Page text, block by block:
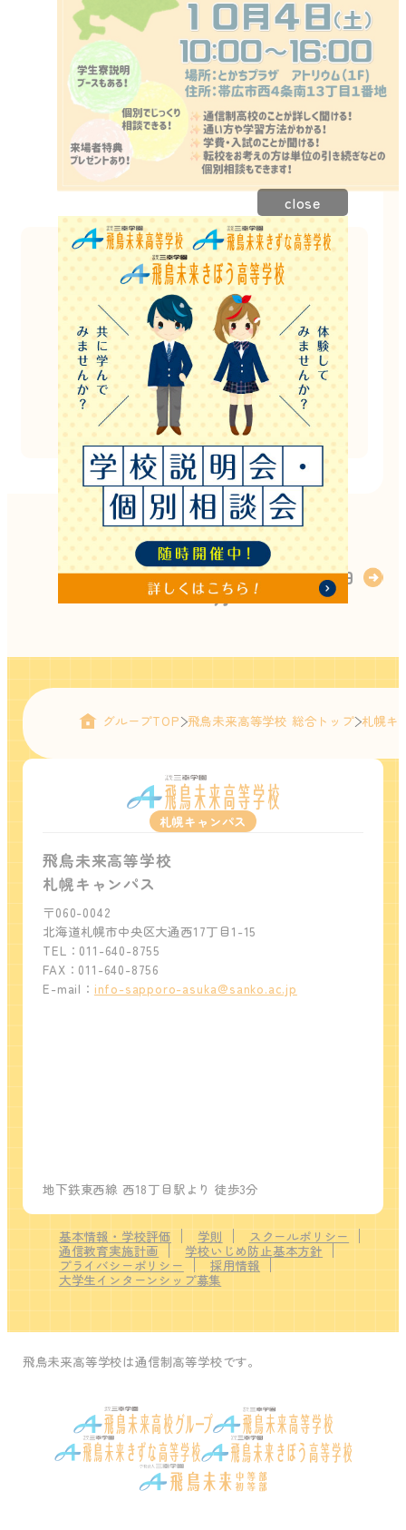
このイベントは終了しました。
他にもたくさんのイベントを開催しています。
お電話でのご案内も可能ですので
お気軽にお問い合わせください！
お電話でのお問い合わせはこちら
011-640-8755
2025年
10月
次の日
グループTOP 飛鳥未来高等学校 総合トップ 札幌キ
札幌キャンパス
飛鳥未来高等学校
札幌キャンパス
〒060-0042
北海道札幌市中央区大通西17丁目1-15
TEL：011-640-8755
FAX：011-640-8756
E-mail： info-sapporo-asuka@sanko.ac.jp
地下鉄東西線 西18丁目駅より 徒歩3分
基本情報・学校評価 学則
スクールポリシー
通信教育実施計画
学校いじめ防止基本方針
プライバシーポリシー
採用情報
大学生インターンシップ募集
飛鳥未来高等学校は通信制高等学校です。
close